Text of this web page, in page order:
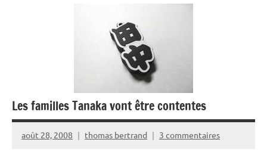
Les familles Tanaka vont être contentes
août 28, 2008 thomas bertrand 3 commentaires